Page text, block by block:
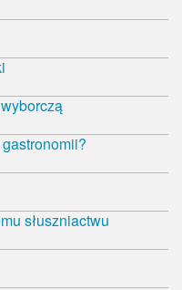
słuszniactwu